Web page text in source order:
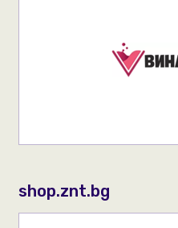
shop.znt.bg